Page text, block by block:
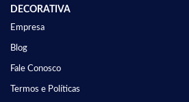
DECORATIVA
Empresa
Blog
Fale Conosco
Termos e Políticas